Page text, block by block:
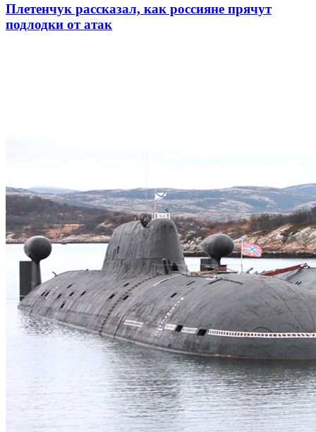
Плетенчук рассказал, как россияне прячут
подлодки от атак